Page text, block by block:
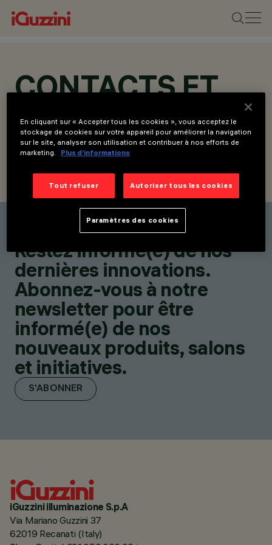
CONTACTS ET
ADRESSES
TROUVER UN CONTACT ENVOYER LA DEMANDE
Trouver un contact
Restez informé(e) de nos
dernières innovations.
Abonnez-vous à notre
newsletter pour être
informé(e) de nos
nouveaux produits, salons
et initiatives.
S'ABONNER
iGuzzini illuminazione S.p.A
Via Mariano Guzzini 37
62019 Recanati (Italy)
En cliquant sur « Accepter tous les cookies », vous acceptez le
stockage de cookies sur votre appareil pour améliorer la navigation
sur le site, analyser son utilisation et contribuer à nos efforts de
marketing.
Plus d’informations
Tout refuser Autoriser tous les cookies
Paramètres des cookies